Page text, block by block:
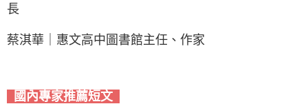
長
蔡淇華｜惠文高中圖書館主任、作家
國內專家推薦短文